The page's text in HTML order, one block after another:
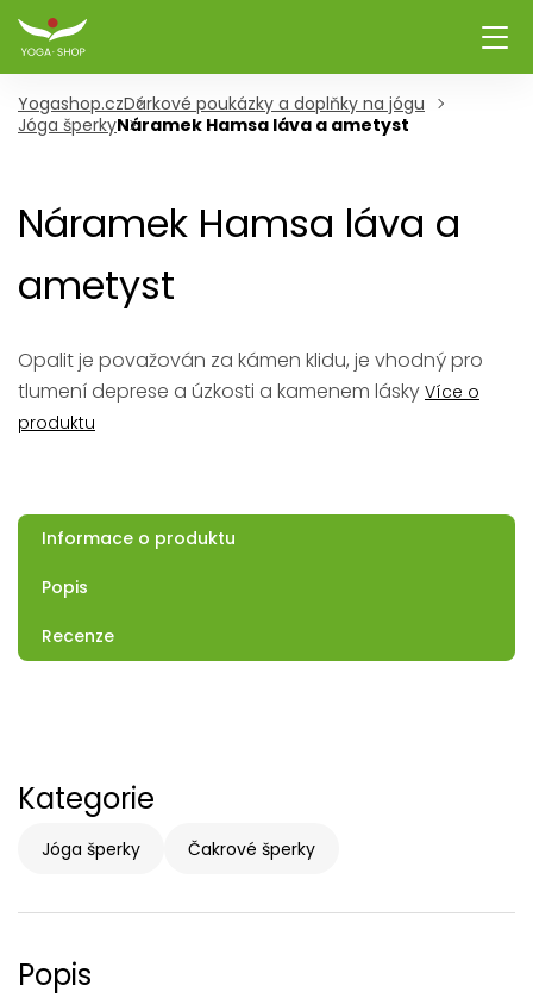
Yogashop.czDárkové poukázky a doplňky na jógu
Jóga šperkyNáramek Hamsa láva a ametyst
Náramek Hamsa láva a
ametyst
Opalit je považován za kámen klidu, je vhodný pro
tlumení deprese a úzkosti a kamenem lásky Více o
produktu
Informace o produktu
Popis
Recenze
Kategorie
Jóga šperky Čakrové šperky
Popis